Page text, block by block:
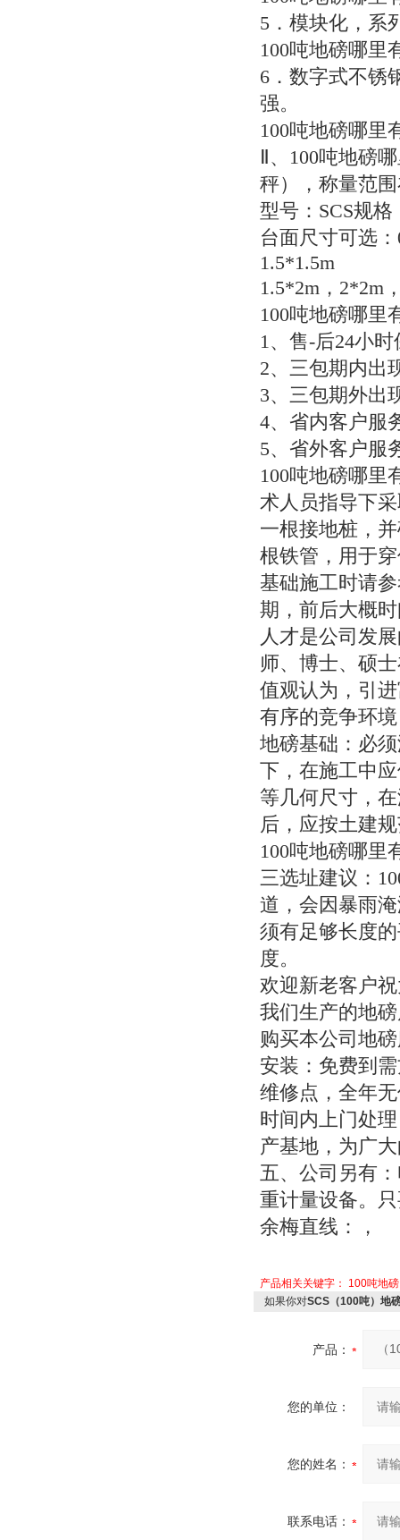
5．模块化，系
100吨地磅哪里
6．数字式不锈
强。
100吨地磅哪里
Ⅱ、100吨地磅
秤），称量范
型号：SCS规格
台面尺寸可选
1.5*1.5m
1.5*2m，2*2m
100吨地磅哪里
1、售-后24小
2、三包期内出
3、三包期外出
4、省内客户服
5、省外客户服
100吨地磅哪里
术人员指导下
一根接地桩，
根铁管，用于
基础施工时请
期，前后大概
人才是公司发
师、博士、硕
值观认为，引
有序的竞争环
地磅基础：必
下，在施工中
等几何尺寸，
后，应按土建
100吨地磅哪里
三选址建议：
道，会因暴雨
须有足够长度
度。
欢迎新老客户
我们生产的地
购买本公司地
安装：免费到
维修点，全年
时间内上门处
产基地，为广
五、公司另有
重计量设备。
余梅直线：，
产品相关关键字： 100吨地磅
如果你对SCS（100吨）地
产品：
您的单位：
您的姓名：
联系电话：